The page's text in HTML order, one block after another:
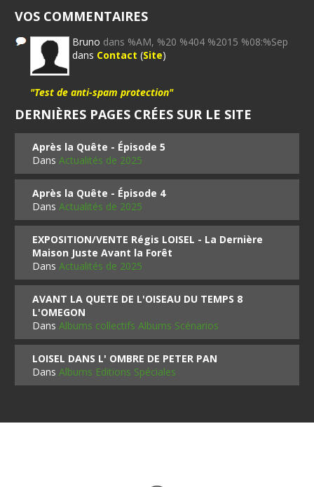
VOS COMMENTAIRES
Bruno dans %AM, %20 %404 %2015 %08:%Sep
dans Contact (Site)
"Test de anti-spam protection"
DERNIÈRES PAGES CRÉES SUR LE SITE
Après la Quête - Épisode 5
DansActualités de 2025
Après la Quête - Épisode 4
DansActualités de 2025
EXPOSITION/VENTE Régis LOISEL - La Dernière
Maison Juste Avant la Forêt
DansActualités de 2025
AVANT LA QUETE DE L'OISEAU DU TEMPS 8
L'OMEGON
DansAlbums collectifs Albums Scénarios
LOISEL DANS L' OMBRE DE PETER PAN
DansAlbums Editions Spéciales